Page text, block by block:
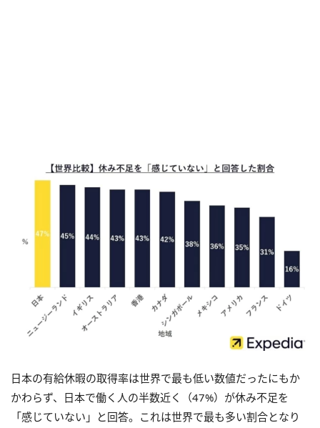
日本の有給休暇の取得率は世界で最も低い数値だったにもか
かわらず、日本で働く人の半数近く（47%）が休み不足を
「感じていない」と回答。これは世界で最も多い割合となり